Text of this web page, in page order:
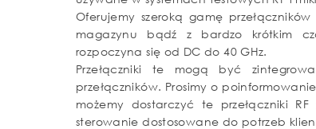
Oferujemy szeroką gamę
magazynu bądź z bardzo krótkim
rozpoczyna się od DC do 40 GHz.
Przełączniki te mogą być
przełączników. Prosimy o
możemy dostarczyć te przełączniki
sterowanie dostosowane do potrzeb